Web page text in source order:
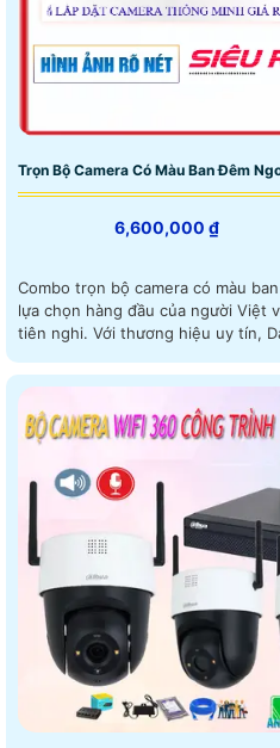
Trọn Bộ Camera Có Màu Ban Đêm
6,600,000 ₫
Combo trọn bộ camera có màu
lựa chọn hàng đầu của người Việt
tiên nghi. Với thương hiệu uy